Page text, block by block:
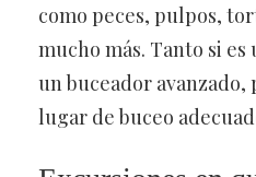
como peces, pulpos,
mucho más. Tanto si
un buceador
lugar de buceo